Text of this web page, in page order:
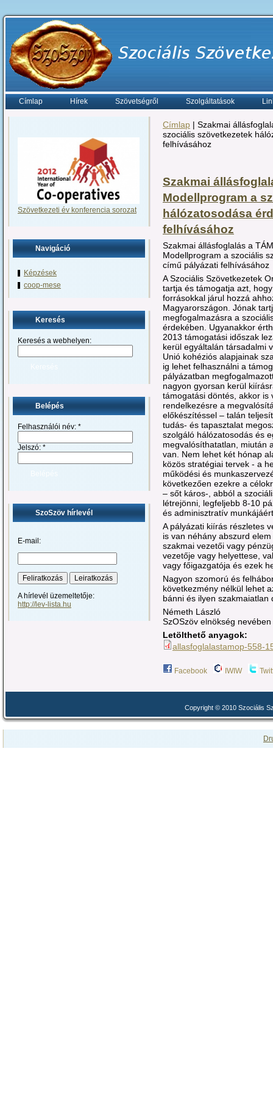
Címlap Hírek Szövetségről Szolgáltatások
Szövetkezeti év konferencia sorozat
Navigáció
Képzések
coop-mese
Keresés
Keresés a webhelyen:
Belépés
Felhasználói név: *
Jelszó: *
SzoSzöv hírlevél
E-mail:
A hírlevél üzemeltetője:
http://lev-lista.hu
Címlap | Szakmai
szociális szövetkezetek
felhívásához
Szakmai
Modellprogram a
hálózatosodása
felhívásához
Szakmai állásfoglalás a
Modellprogram a szociális
című pályázati felhívásához
A Szociális Szövetkezetek
tartja és támogatja azt,
forrásokkal járul hozzá
Magyarországon. Jónak
megfogalmazásra a
érdekében. Ugyanakkor
2013 támogatási időszak
kerül egyáltalán társadalmi
Unió kohéziós alapjainak
ig lehet felhasználni a
pályázatban
nagyon gyorsan kerül
támogatási döntés, akkor is
rendelkezésre a
előkészítéssel – talán
tudás- és tapasztalat
szolgáló hálózatosodás és
megvalósíthatatlan, miután
van. Nem lehet két hónap
közös stratégiai tervek - a
működési és
következően ezekre a
– sőt káros-, abból a
létrejönni, legfeljebb 8-10
és adminisztratív
A pályázati kiírás részletes
is van néhány abszurd
szakmai vezetői vagy
vezetője vagy helyettese,
vagy főigazgatója és ezek
Nagyon szomorú és
következmény nélkül lehet
bánni és ilyen szakmaiatlan
Németh László
SzOSzöv elnökség nevében
Letölthető anyagok:
allasfoglalastamop-558-
Facebook IWIW
Copyright © 2010 Szociális